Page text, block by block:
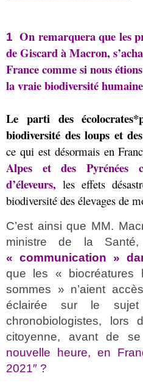
1 On remarquera que les
de Giscard à Macron,
France comme si nous
la vraie biodiversité
Le parti des
biodiversité des loups et
ce qui est désormais en
Alpes et des Pyrénées
d’éleveurs, les effets
biodiversité des élevages de
C’est ainsi que MM.
ministre de la
« communication »
que les « biocréatures
sommes » n’aient
éclairée sur le
chronobiologistes, lors
citoyenne, avant de
nouvelle heure, en
2021″ ?